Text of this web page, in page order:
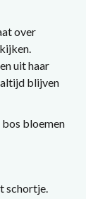
over
uit haar
blijven
bloemen
schortje.